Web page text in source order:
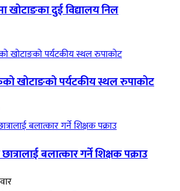
खोटाङका दुई विद्यालय निल
खोटाङको पर्यटकीय स्थल रुपाकोट
बलात्कार गर्ने शिक्षक पक्राउ